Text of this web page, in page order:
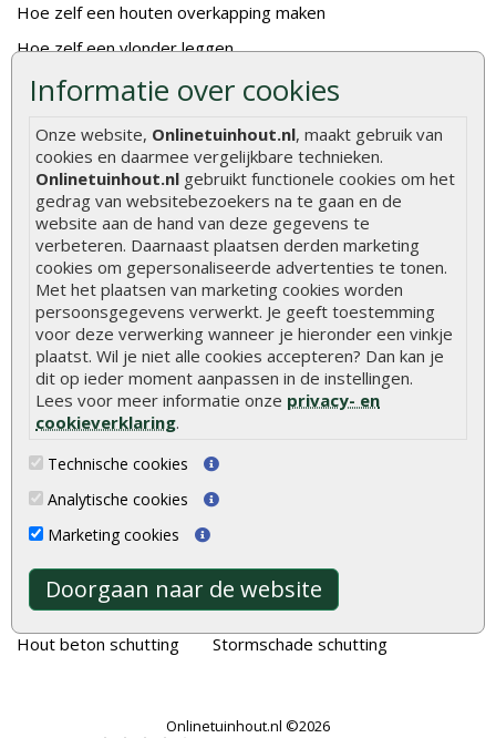
Informatie over cookies
Onze website, Onlinetuinhout.nl, maakt gebruik van
cookies en daarmee vergelijkbare technieken.
Onlinetuinhout.nl gebruikt functionele cookies om het
gedrag van websitebezoekers na te gaan en de
website aan de hand van deze gegevens te
verbeteren. Daarnaast plaatsen derden marketing
cookies om gepersonaliseerde advertenties te tonen.
Met het plaatsen van marketing cookies worden
persoonsgegevens verwerkt. Je geeft toestemming
voor deze verwerking wanneer je hieronder een vinkje
plaatst. Wil je niet alle cookies accepteren? Dan kan je
dit op ieder moment aanpassen in de instellingen.
Lees voor meer informatie onze privacy- en
cookieverklaring.
Technische cookies
Analytische cookies
Marketing cookies
Doorgaan naar de website
Hoe zelf een houten overkapping maken
Hoe zelf een vlonder leggen
Hoe betonpaal plaatsen
Hoe schutting plaatsen
De 9 beste tuinschermen van Onlinetuinhout.nl
Stijlvolle houtsoorten voor in de tuin
Duurzame tuin
Welke palen voor een schapenhek
Alle populaire categorieën
Tuinhout
Schutting
Vlonderplanken
Tuinpalen
Tuinhekken
Tuinhuizen
Blokhutten
Overkappingen
Hout beton schutting
Tuindeuren
Tuinschermen
Steigerplanken
Douglas hout
Aanbiedingen
Merken
Stormschade schutting
Onlinetuinhout.nl ©2026